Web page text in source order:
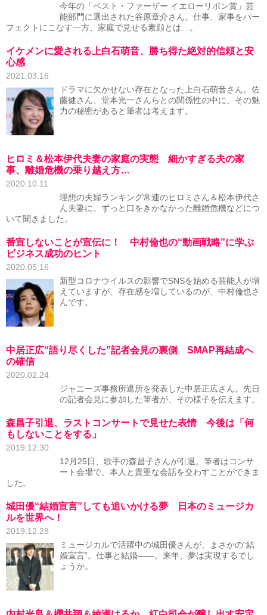
今年の「ベスト・ファーザー イエローリボン賞」芸
能部門に選出された谷原章介さん。仕事、家事をパー
フェクトにこなす一方、家庭で見せる素顔とは…。
イケメンに愛される上白石萌音、勝ち得た絶対的信頼と安
心感
2021.03.16
ドラマに欠かせない存在となった上白石萌音さん。佐
藤健さん、堂本光一さんらとの関係性の中に、その魅
力の秘密があると筆者は考えます。
ヒロミ＆松本伊代夫妻の家庭の実態 細かすぎる夫の家
事、離婚危機の乗り越え方…
2020.10.11
理想の夫婦ランキング常連のヒロミさん＆松本伊代さ
ん夫妻に、ずっと口をきかなかった離婚危機などにつ
いて聞きました。
番宣しないことが宣伝に！ 中村倫也の“動画戦略”に学ぶ
ビジネス成功のヒント
2020.05.16
新型コロナウイルスの影響でSNSを始める芸能人が増
えていますが、存在感を増しているのが、中村倫也さ
んです。
中居正広“語り尽くした”記者会見の裏側 SMAP再結成へ
の確信
2020.02.24
ジャニーズ事務所退所を発表した中居正広さん。先日
の記者会見に参加した筆者が、その様子を伝えます。
森昌子引退、ラストコンサートで見せた表情 今後は「何
もしないことをする」
2019.12.30
12月25日、歌手の森昌子さんが引退。筆者はコンサ
ート会場で、本人と貴重な会話を交わすことができま
した。
城田優“結婚宣言”しても追いかける夢 日本のミュージカ
ルを世界へ！
2019.12.28
ミュージカルで活躍中の城田優さんが、まさかの“結
婚宣言”。仕事と結婚――。来年、夢は実現するでし
ょうか。